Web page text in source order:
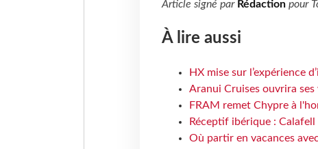
Article signé par Rédactionpour
À lire aussi
HX mise sur l’expérience
Aranui Cruises ouvrira
FRAM remet Chypre à
Réceptif ibérique :
Où partir en vacances